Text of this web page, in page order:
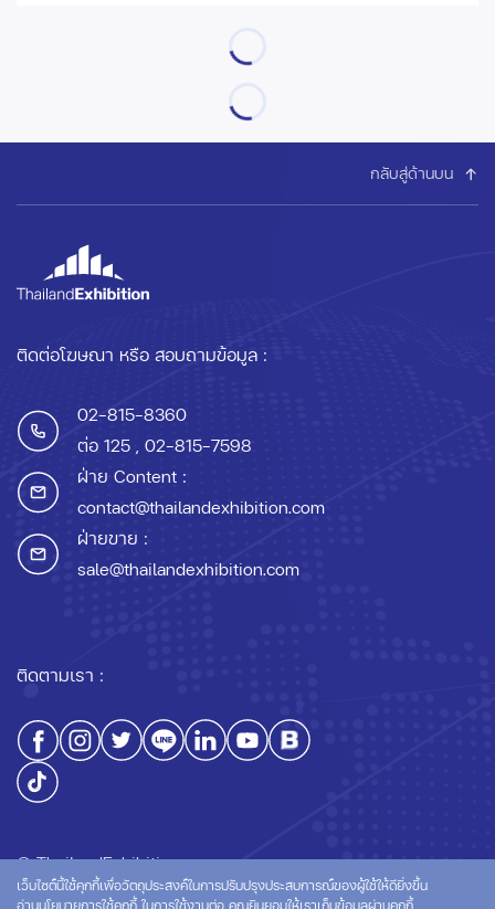
กลับสู่ด้านบน
ติดต่อโฆษณา หรือ สอบถามข้อมูล :
02-815-8360
ต่อ 125 , 02-815-7598
ฝ่าย Content :
contact@thailandexhibition.com
ฝ่ายขาย :
sale@thailandexhibition.com
ติดตามเรา :
© ThailandExhibition.com
เว็บไซต์นี้ใช้คุกกี้เพื่อวัตถุประสงค์ในการปรับปรุงประสบการณ์ของผู้ใช้ให้ดียิ่งขึ้น
อ่านนโยบายการใช้คุกกี้ ในการใช้งานต่อ คุณยินยอมให้เราเก็บข้อมูลผ่านคุกกี้